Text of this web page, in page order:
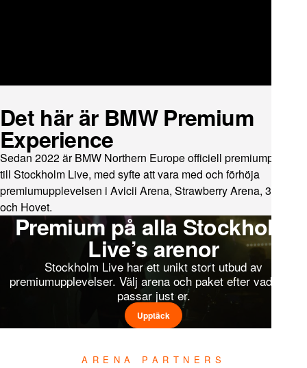
Det här är BMW Premium
Experience
Sedan 2022 är BMW Northern Europe officiell premiumpartner
till Stockholm Live, med syfte att vara med och förhöja
premiumupplevelsen i Avicii Arena, Strawberry Arena, 3Arena
och Hovet.
Premium på alla Stockholm
Live’s arenor
Stockholm Live har ett unikt stort utbud av
premiumupplevelser. Välj arena och paket efter vad som
passar just er.
Upptäck
ARENA PARTNERS